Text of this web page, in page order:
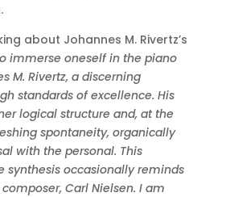
about Johannes M. Rivertz’s
immerse oneself in the piano
M. Rivertz, a discerning
standards of excellence. His
logical structure and, at the
spontaneity, organically
with the personal. This
synthesis occasionally reminds
Carl Nielsen. I am